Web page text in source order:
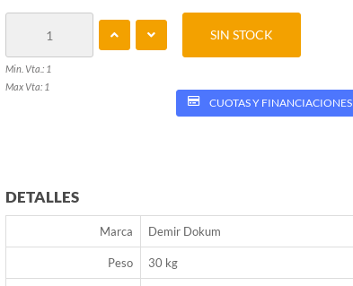
Min. Vta.: 1
Max Vta: 1
SIN STOCK
CUOTAS Y FINANCIACIONES
DETALLES
Marca Demir Dokum
Peso 30 kg